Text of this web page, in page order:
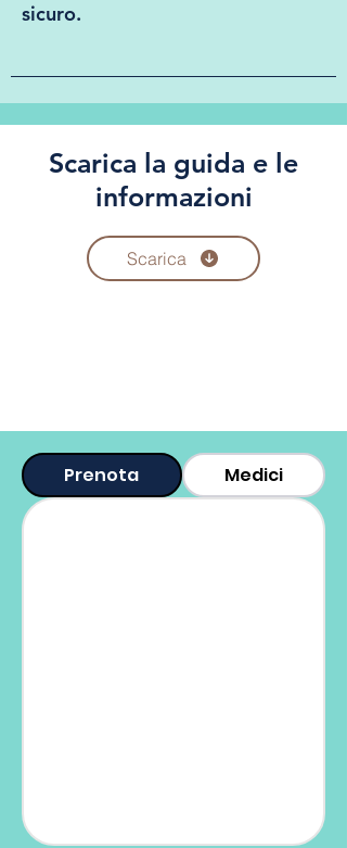
sicuro.
Scarica la guida e le
informazioni
Scarica
Prenota Medici